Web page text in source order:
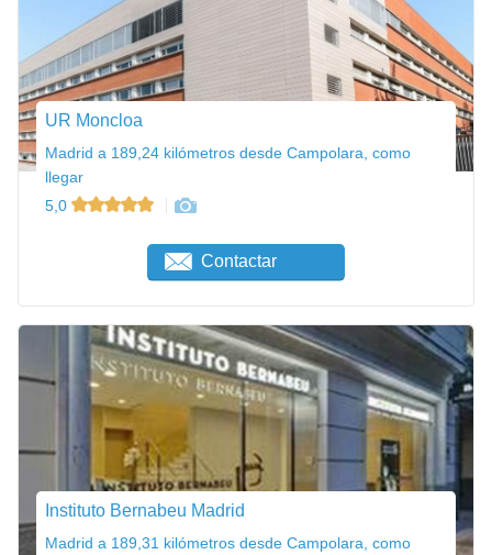
UR Moncloa
Madrid a 189,24 kilómetros desde Campolara, como
llegar
5,0
Contactar
Instituto Bernabeu Madrid
Madrid a 189,31 kilómetros desde Campolara, como